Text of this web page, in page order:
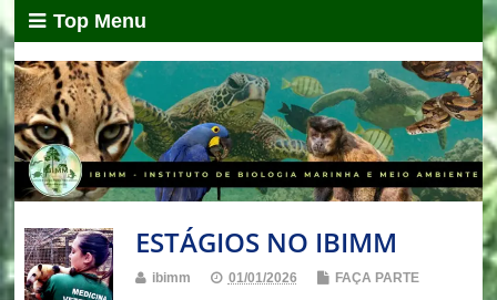
Top Menu
ESTÁGIOS NO IBIMM
ibimm 01/01/2026 FAÇA PARTE